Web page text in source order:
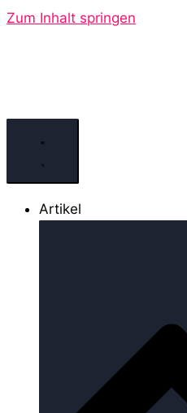
Zum Inhalt springen
Artikel